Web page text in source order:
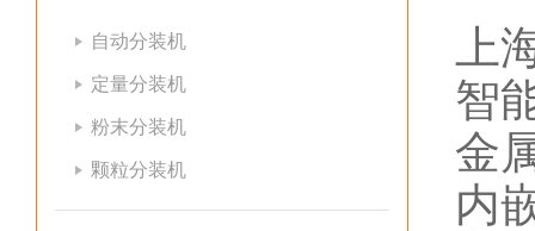
自动分装机
定量分装机
粉末分装机
颗粒分装机
上
智
金
内